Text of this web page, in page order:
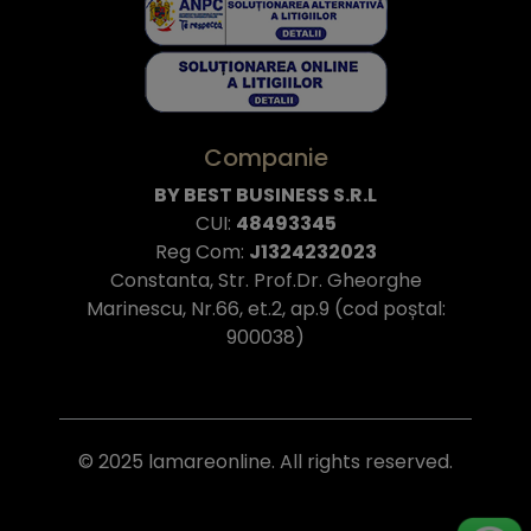
Companie
BY BEST BUSINESS S.R.L
CUI: 48493345
Reg Com: J1324232023
Constanta, Str. Prof.Dr. Gheorghe
Marinescu, Nr.66, et.2, ap.9 (cod poștal:
900038)
© 2025 lamareonline. All rights reserved.